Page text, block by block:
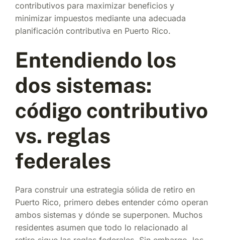
contributivos para maximizar beneficios y
minimizar impuestos mediante una adecuada
planificación contributiva en Puerto Rico.
Entendiendo los
dos sistemas:
código contributivo
vs. reglas
federales
Para construir una estrategia sólida de retiro en
Puerto Rico, primero debes entender cómo operan
ambos sistemas y dónde se superponen. Muchos
residentes asumen que todo lo relacionado al